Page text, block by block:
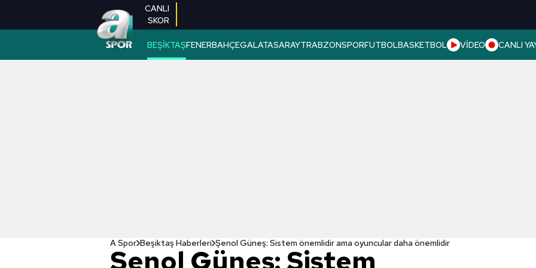
CANLI
SKOR
BEŞİKTAŞFENERBAHÇEGALATASARAYTRABZONSPORFUTBOLBASKETBOL VİDEO CANLI
A Spor Beşiktaş Haberleri Şenol Güneş: Sistem önemlidir ama oyuncular daha önemlidir
Şenol Güneş: Sistem